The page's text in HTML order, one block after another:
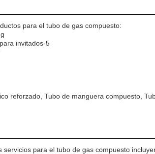
para el tubo de gas compuesto:
invitados-5
reforzado, Tubo de manguera compuesto,
servicios para el tubo de gas compuesto